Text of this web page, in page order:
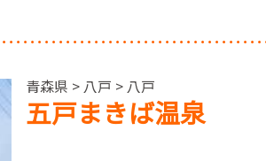
青森県 > 八戸 > 八戸
五戸まきば温泉